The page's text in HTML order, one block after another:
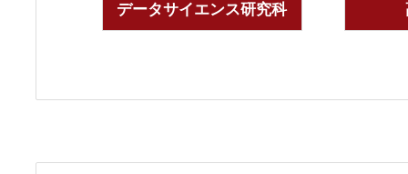
データサイエンス研究科